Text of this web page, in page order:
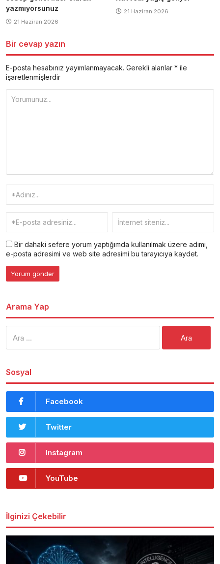
yazmıyorsunuz
21 Haziran 2026
21 Haziran 2026
Bir cevap yazın
E-posta hesabınız yayımlanmayacak. Gerekli alanlar * ile
işaretlenmişlerdir
Bir dahaki sefere yorum yaptığımda kullanılmak üzere adımı,
e-posta adresimi ve web site adresimi bu tarayıcıya kaydet.
Arama Yap
Sosyal
Facebook
Twitter
Instagram
YouTube
İlginizi Çekebilir